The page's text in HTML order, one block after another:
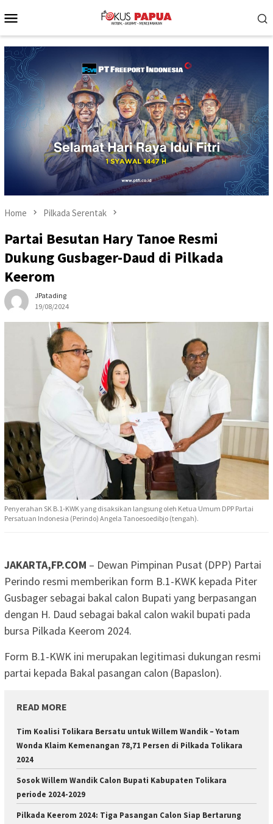
to
Menu
Home Pilkada Serentak
Partai Besutan Hary Tanoe Resmi
Dukung Gusbager-Daud di Pilkada
Keerom
JPatading
19/08/2024
Penyerahan SK B.1-KWK yang disaksikan langsung oleh Ketua Umum DPP Partai
Persatuan Indonesia (Perindo) Angela Tanoesoedibjo (tengah).
JAKARTA,FP.COM – Dewan Pimpinan Pusat (DPP) Partai
Perindo resmi memberikan form B.1-KWK kepada Piter
Gusbager sebagai bakal calon Bupati yang berpasangan
dengan H. Daud sebagai bakal calon wakil bupati pada
bursa Pilkada Keerom 2024.
Form B.1-KWK ini merupakan legitimasi dukungan resmi
partai kepada Bakal pasangan calon (Bapaslon).
READ MORE
Tim Koalisi Tolikara Bersatu untuk Willem Wandik – Yotam
Wonda Klaim Kemenangan 78,71 Persen di Pilkada Tolikara
2024
Sosok Willem Wandik Calon Bupati Kabupaten Tolikara
periode 2024-2029
Pilkada Keerom 2024: Tiga Pasangan Calon Siap Bertarung